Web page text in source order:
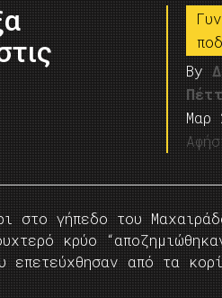
By
Μαρ
στο γήπεδο του
κρύο
από τα